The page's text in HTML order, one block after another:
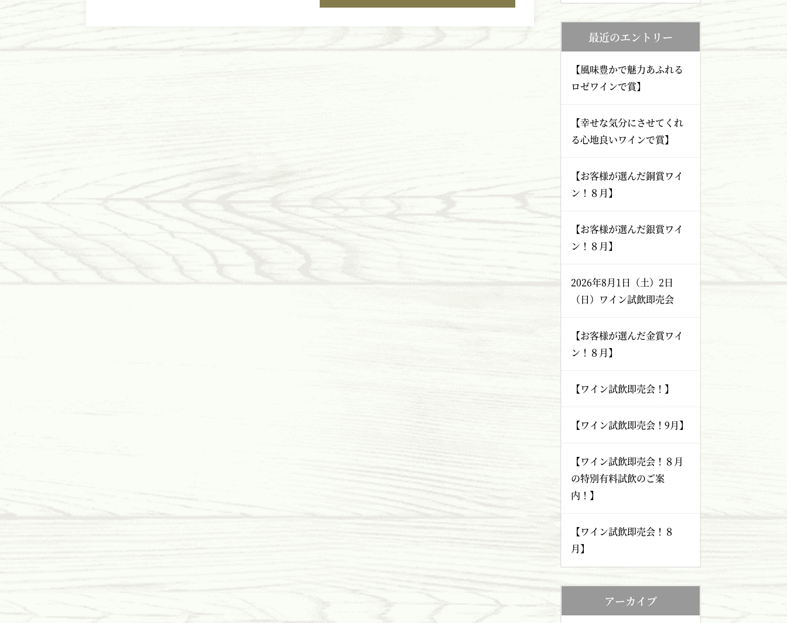
最近のエントリー
【風味豊かで魅力あふれる
ロゼワインで賞】
【幸せな気分にさせてくれ
る心地良いワインで賞】
【お客様が選んだ銅賞ワイ
ン！８月】
【お客様が選んだ銀賞ワイ
ン！８月】
2026年8月1日（土）2日
（日）ワイン試飲即売会
【お客様が選んだ金賞ワイ
ン！８月】
【ワイン試飲即売会！】
【ワイン試飲即売会！9月】
【ワイン試飲即売会！８月
の特別有料試飲のご案
内！】
【ワイン試飲即売会！８
月】
アーカイブ